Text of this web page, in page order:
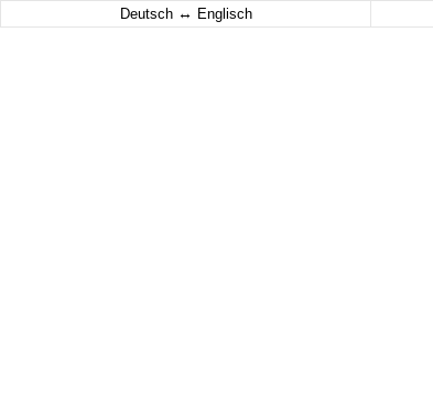
Deutsch ↔ Englisch